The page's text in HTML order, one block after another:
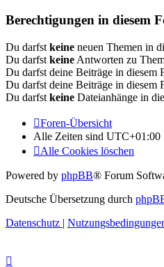
Berechtigungen in diesem
Du darfst keine neuen Themen in
Du darfst keine Antworten zu
Du darfst deine Beiträge in diesem
Du darfst deine Beiträge in diesem
Du darfst keine Dateianhänge in
Foren-Übersicht
Alle Zeiten sind UTC+01:00
Alle Cookies löschen
Powered by phpBB® Forum
Deutsche Übersetzung durch
Datenschutz |